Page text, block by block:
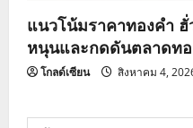
แนวโน้มราคาทองคำ ฮั่
หนุนและกดดันตลาดท
โกลด์เซียน สิงหาคม 4,